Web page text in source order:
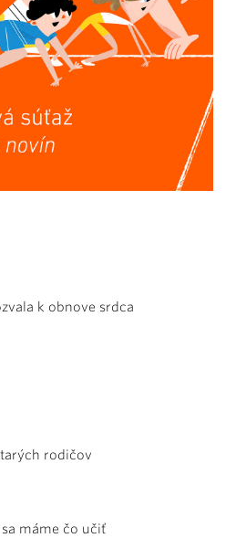
k obnove srdca
rodičov
máme čo učiť